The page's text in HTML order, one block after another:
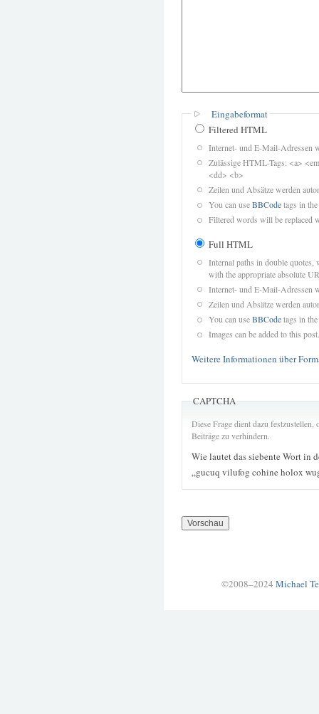
Eingabeformat
Filtered HTML
Internet- und E-Mail-Adressen
Zulässige HTML-Tags: <a>
<dd> <b>
Zeilen und Absätze werden
You can useBBCodetags in
Filtered words will be replaced
Full HTML
Internal paths in double quotes,
with the appropriate absolute
Internet- und E-Mail-Adressen
Zeilen und Absätze werden
You can useBBCodetags in
Images can be added to this post.
Weitere Informationen über
CAPTCHA
Diese Frage dient dazu
Beiträge zu verhindern.
Wie lautet das siebente Wort in
„gucuq vilufog cohine holox
©2008–2024 Michael